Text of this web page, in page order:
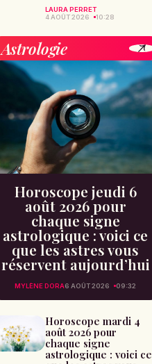
LAURA PERRET
4 AOÛT 2026
10:28
Astrologie
Horoscope jeudi 6
août 2026 pour
chaque signe
astrologique : voici ce
que les astres vous
réservent aujourd’hui
MYLÈNE DORA6 AOÛT 2026 09:32
Horoscope mardi 4
août 2026 pour
chaque signe
astrologique : voici ce